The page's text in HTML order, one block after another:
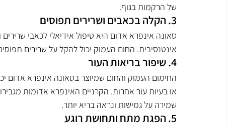
של הרקמות בגוף.
3. הקלה בכאבים ושרירים תפוסים
סאונה אינפרא אדום היא טיפול אידיאלי לכאבי
אינטנסיבית. החום העמוק יכול להקל על שרירים
4. שיפור בריאות העור
החימום העמוק והחום שמיוצר בסאונה אינפרא אדום
או בעיות עור אחרות. הקרניים האינפרא אדומות
שמירה על גמישות ונראה בריא יותר.
5. הפגת מתח ותחושת רוגע